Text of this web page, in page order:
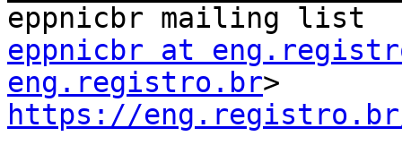
eppnicbr at
eng.registro.br
https://